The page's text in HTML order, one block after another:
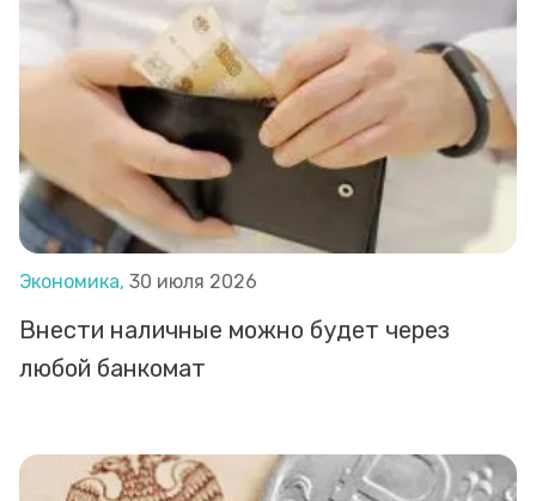
Экономика, 30 июля 2026
Внести наличные можно будет через
любой банкомат